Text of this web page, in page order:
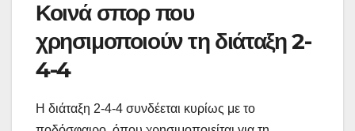
Κοινά σπορ που
χρησιμοποιούν τη διάταξη 2-
4-4
Η διάταξη 2-4-4 συνδέεται κυρίως με το